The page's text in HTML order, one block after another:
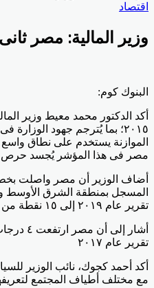
اقتصاد
وزير المالية: مصر
البنوك كوم:
الموازنة يستخدم على نطاق
مصر فى هذا المؤشر يُجسد حرص
تقرير عام ٢٠١٩ إلى ١٥ نقطة من أصل ١٠٠ نقطة مقارنة بـ ١١ نقطة عام ٢٠١٧؛ لتتعدى مصر بذلك المتوسط العالمي، وتتخطى الأردن والمغرب.
تقرير عام ٢٠١٧
أكد أحمد كجوك، نائب الوزير
مع مختلف أطياف المجتمع